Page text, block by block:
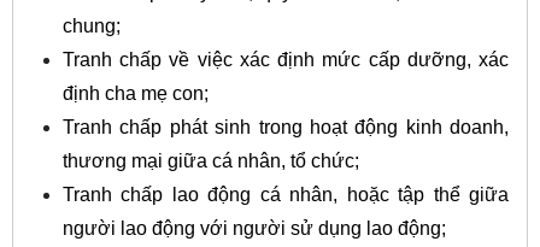
chung;
Tranh chấp về việc xác định mức cấp dưỡng, xác
định cha mẹ con;
Tranh chấp phát sinh trong hoạt động kinh doanh,
thương mại giữa cá nhân, tổ chức;
Tranh chấp lao động cá nhân, hoặc tập thể giữa
người lao động với người sử dụng lao động;